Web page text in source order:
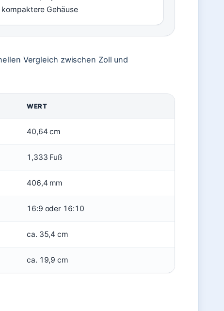
kompaktere Gehäuse
Vergleich zwischen Zoll und
WERT
40,64 cm
1,333 Fuß
406,4 mm
16:9 oder 16:10
ca. 35,4 cm
ca. 19,9 cm